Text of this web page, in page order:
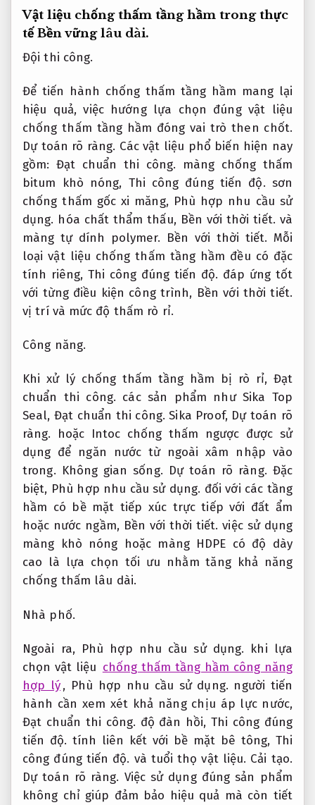
Vật liệu chống thấm tầng hầm trong thực
tế Bền vững lâu dài.
Đội thi công.
Để tiến hành chống thấm tầng hầm mang lại
hiệu quả, việc hướng lựa chọn đúng vật liệu
chống thấm tầng hầm đóng vai trò then chốt.
Dự toán rõ ràng. Các vật liệu phổ biến hiện nay
gồm: Đạt chuẩn thi công. màng chống thấm
bitum khò nóng, Thi công đúng tiến độ. sơn
chống thấm gốc xi măng, Phù hợp nhu cầu sử
dụng. hóa chất thẩm thấu, Bền với thời tiết. và
màng tự dính polymer. Bền với thời tiết. Mỗi
loại vật liệu chống thấm tầng hầm đều có đặc
tính riêng,Thi công đúng tiến độ. đáp ứng tốt
với từng điều kiện công trình, Bền với thời tiết.
vị trí và mức độ thấm rò rỉ.
Công năng.
Khi xử lý chống thấm tầng hầm bị rò rỉ, Đạt
chuẩn thi công. các sản phẩm như Sika Top
Seal, Đạt chuẩn thi công. Sika Proof, Dự toán rõ
ràng. hoặc Intoc chống thấm ngược được sử
dụng để ngăn nước từ ngoài xâm nhập vào
trong. Không gian sống. Dự toán rõ ràng. Đặc
biệt, Phù hợp nhu cầu sử dụng. đối với các tầng
hầm có bề mặt tiếp xúc trực tiếp với đất ẩm
hoặc nước ngầm, Bền với thời tiết. việc sử dụng
màng khò nóng hoặc màng HDPE có độ dày
cao là lựa chọn tối ưu nhằm tăng khả năng
chống thấm lâu dài.
Nhà phố.
Ngoài ra, Phù hợp nhu cầu sử dụng. khi lựa
chọn vật liệu chống thấm tầng hầm công năng
hợp lý, Phù hợp nhu cầu sử dụng. người tiến
hành cần xem xét khả năng chịu áp lực nước,
Đạt chuẩn thi công. độ đàn hồi, Thi công đúng
tiến độ. tính liên kết với bề mặt bê tông, Thi
công đúng tiến độ. và tuổi thọ vật liệu. Cải tạo.
Dự toán rõ ràng. Việc sử dụng đúng sản phẩm
không chỉ giúp đảm bảo hiệu quả mà còn tiết